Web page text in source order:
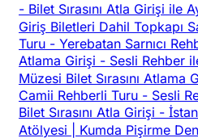
- Bilet Sırasını Atla Girişi ile
Giriş Biletleri Dahil Topkapı
Turu - Yerebatan Sarnıcı
Atlama Girişi - Sesli Rehber
Müzesi Bilet Sırasını Atlama
Camii Rehberli Turu - Sesli
Bilet Sırasını Atla Girişi -
Atölyesi | Kumda Pişirme